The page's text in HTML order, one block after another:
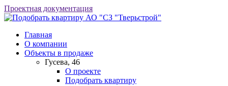
Проектная документация
АО "СЗ "Тверьстрой"
Главная
О компании
Объекты в продаже
Гусева, 46
О проекте
Подобрать квартиру